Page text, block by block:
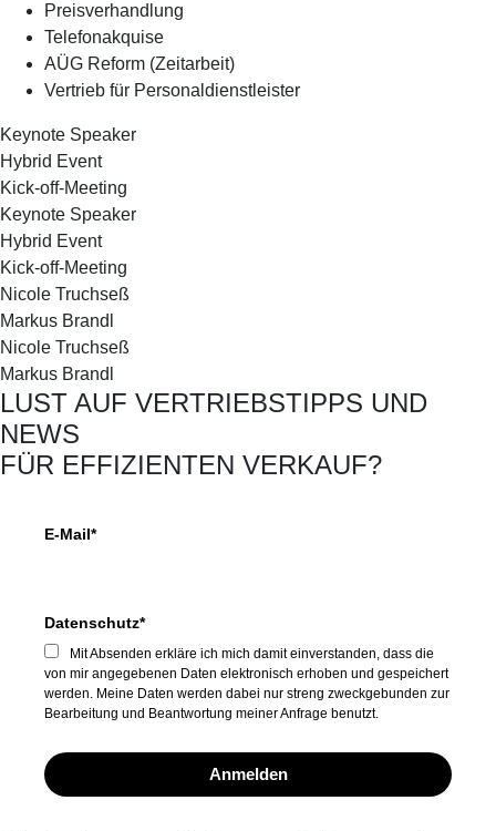
Preisverhandlung
Telefonakquise
AÜG Reform (Zeitarbeit)
Vertrieb für Personaldienstleister
Keynote Speaker
Hybrid Event
Kick-off-Meeting
Keynote Speaker
Hybrid Event
Kick-off-Meeting
Nicole Truchseß
Markus Brandl
Nicole Truchseß
Markus Brandl
LUST AUF VERTRIEBSTIPPS UND
NEWS
FÜR EFFIZIENTEN VERKAUF?
E-Mail*
Datenschutz*
Mit Absenden erkläre ich mich damit einverstanden, dass die
von mir angegebenen Daten elektronisch erhoben und gespeichert
werden. Meine Daten werden dabei nur streng zweckgebunden zur
Bearbeitung und Beantwortung meiner Anfrage benutzt.
Anmelden